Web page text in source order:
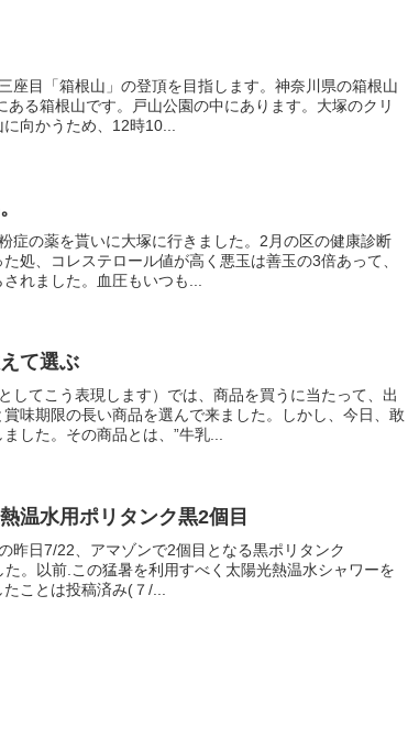
座目「箱根山」の登頂を目指します。神奈川県の箱根山
る箱根山です。戸山公園の中にあります。大塚のクリ
向かうため、12時10...
症の薬を貰いに大塚に行きました。2月の区の健康診断
処、コレステロール値が高く悪玉は善玉の3倍あって、
れました。血圧もいつも...
て選ぶ
してこう表現します）では、商品を買うに当たって、出
味期限の長い商品を選んで来ました。しかし、今日、敢
した。その商品とは、”牛乳...
水用ポリタンク黒2個目
昨日7/22、アマゾンで2個目となる黒ポリタンク
。以前.この猛暑を利用すべく太陽光熱温水シャワーを
ことは投稿済み(７/...